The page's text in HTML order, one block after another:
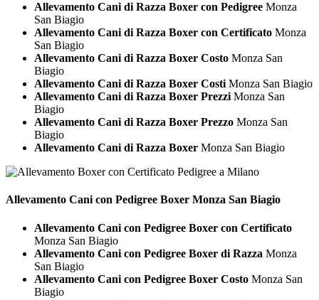
Allevamento Cani di Razza Boxer con Pedigree Monza
San Biagio
Allevamento Cani di Razza Boxer con Certificato Monza
San Biagio
Allevamento Cani di Razza Boxer Costo Monza San
Biagio
Allevamento Cani di Razza Boxer Costi Monza San Biagio
Allevamento Cani di Razza Boxer Prezzi Monza San
Biagio
Allevamento Cani di Razza Boxer Prezzo Monza San
Biagio
Allevamento Cani di Razza Boxer Monza San Biagio
Allevamento Cani con Pedigree Boxer Monza San Biagio
Allevamento Cani con Pedigree Boxer con Certificato
Monza San Biagio
Allevamento Cani con Pedigree Boxer di Razza Monza
San Biagio
Allevamento Cani con Pedigree Boxer Costo Monza San
Biagio